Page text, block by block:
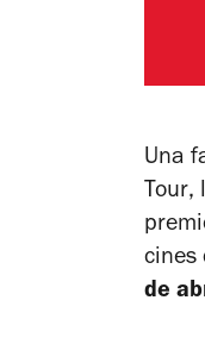
Una
Tour,
cines
de